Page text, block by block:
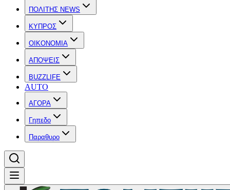
ΠΟΛΙΤΗΣ NEWS
ΚΥΠΡΟΣ
OIKONOMIA
ΑΠΟΨΕΙΣ
BUZZLIFE
AUTO
ΑΓΟΡΑ
Γηπεδο
Παραθυρο